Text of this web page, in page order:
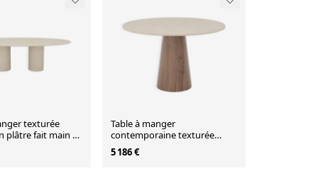
texturée
plâtre fait main –
Table à manger
contemporaine texturée
"Cone" - Ronde 120 en plâtre
fait main
5 186 €